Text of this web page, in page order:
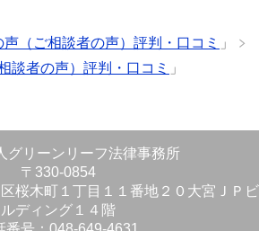
声（ご相談者の声）評判・口コミ
」
談者の声）評判・口コミ 」
グリーンリーフ法律事務所
〒330-0854
桜木町１丁目１１番地２０大宮ＪＰビ
ルディング１４階